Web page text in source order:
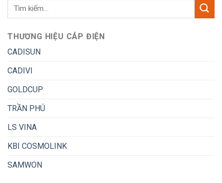
THƯƠNG HIỆU CÁP ĐIỆN
CADISUN
CADIVI
GOLDCUP
TRẦN PHÚ
LS VINA
KBI COSMOLINK
SAMWON